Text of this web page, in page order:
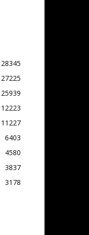
28345
27225
25939
12223
11227
6403
4580
3837
3178